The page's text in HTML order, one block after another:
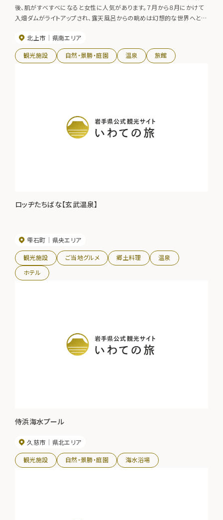
後、肌がすべすべになると女性に人気があります。７月から８月にかけて
入畑ダムがライトアップされ、露天風呂からの眺めは幻想的な世界へとト
理、秋はキノコ料理が楽しめます。
北上市 県南エリア
観光施設 自然・景勝・庭園 温泉 旅館
ロッヂたちばな【玄武温泉】
雫石町 県央エリア
観光施設 ご当地グルメ 郷土料理
温泉
ホテル
侍浜海水プール
久慈市 県北エリア
観光施設 自然・景勝・庭園 海水浴場